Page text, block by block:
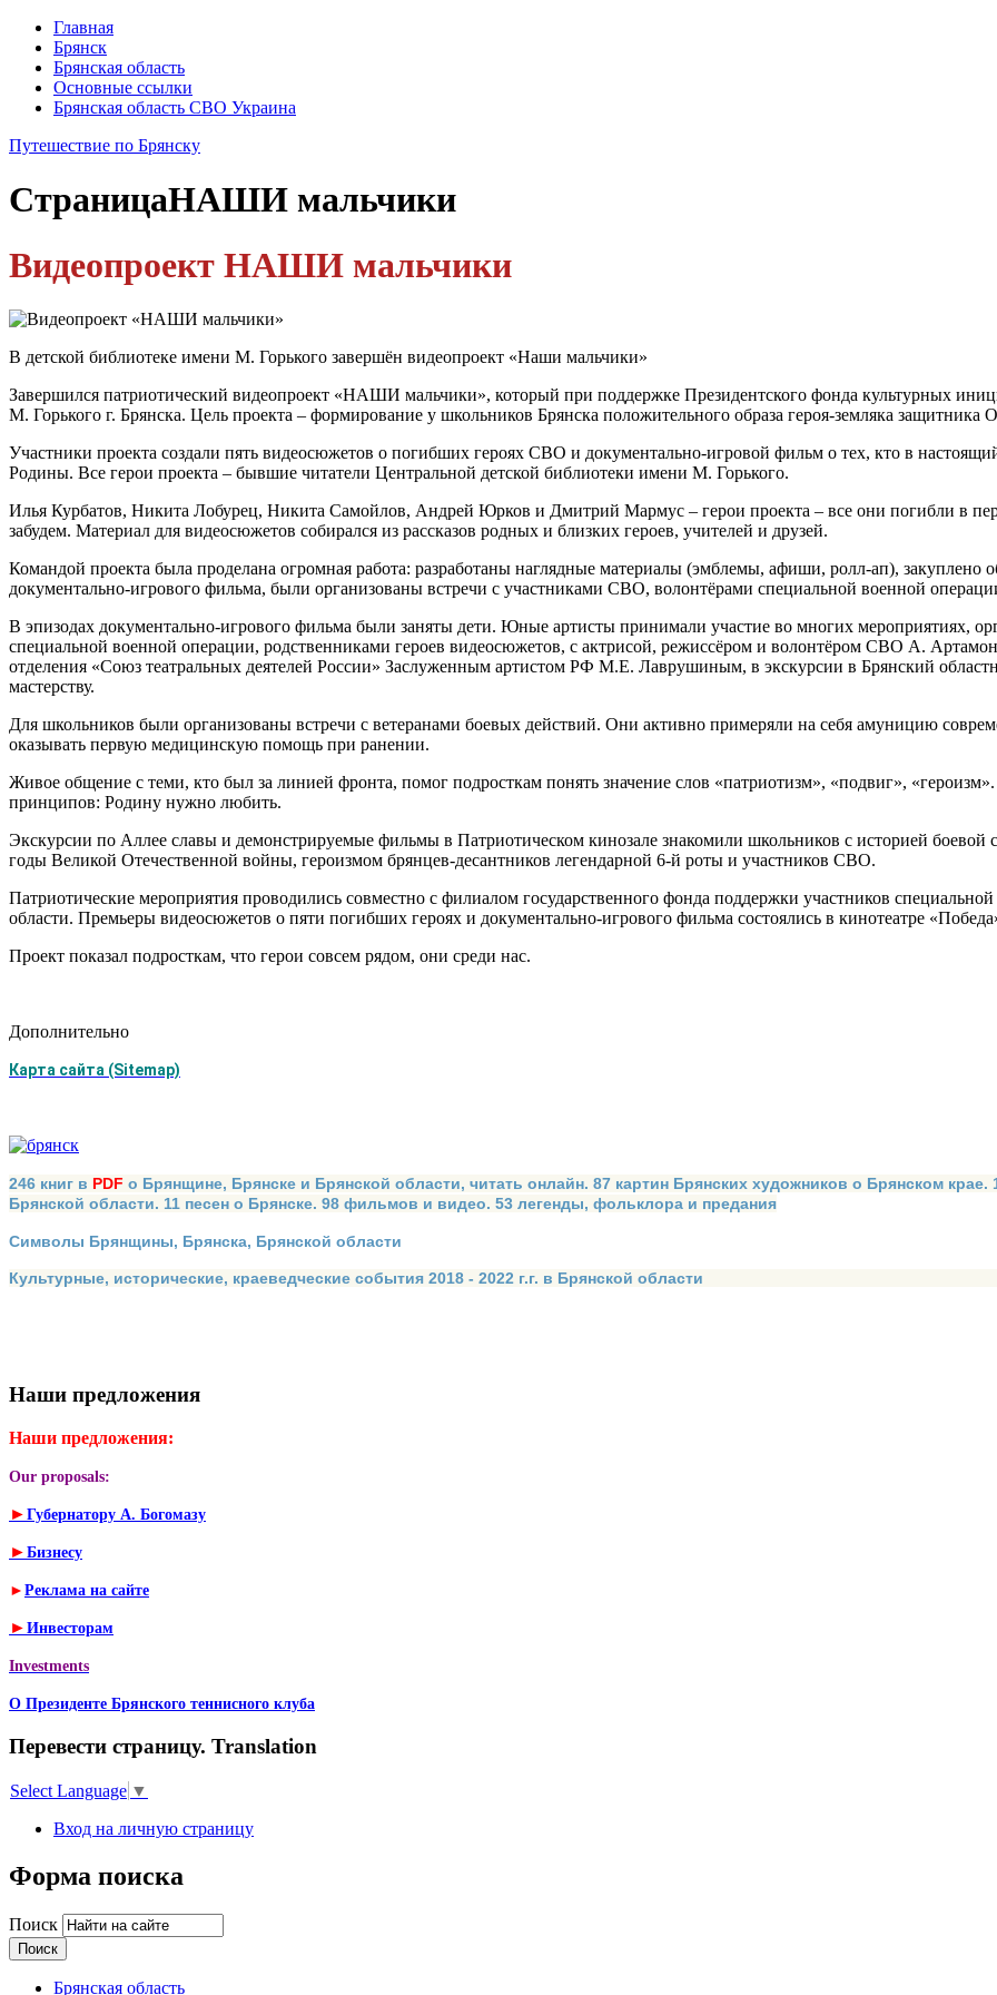
Главная
Брянск
Брянская область
Основные ссылки
Брянская область СВО Украина
Путешествие по Брянску
СтраницаНАШИ мальчики
Видеопроект НАШИ мальчики
В детской библиотеке имени М. Горького завершён видеопроект «Наши мальчики»
Завершился патриотический видеопроект «НАШИ мальчики», который при поддержке Президентского фонда культурных
М. Горького г. Брянска. Цель проекта – формирование у школьников Брянска положительного образа героя-земляка защитника
Участники проекта создали пять видеосюжетов о погибших героях СВО и документально-игровой фильм о тех, кто в
Родины. Все герои проекта – бывшие читатели Центральной детской библиотеки имени М. Горького.
Илья Курбатов, Никита Лобурец, Никита Самойлов, Андрей Юрков и Дмитрий Мармус – герои проекта – все они погибли в
забудем. Материал для видеосюжетов собирался из рассказов родных и близких героев, учителей и друзей.
Командой проекта была проделана огромная работа: разработаны наглядные материалы (эмблемы, афиши, ролл-ап), закуплено
документально-игрового фильма, были организованы встречи с участниками СВО, волонтёрами специальной военной
В эпизодах документально-игрового фильма были заняты дети. Юные артисты принимали участие во многих мероприятиях,
специальной военной операции, родственниками героев видеосюжетов, с актрисой, режиссёром и волонтёром СВО А.
отделения «Союз театральных деятелей России» Заслуженным артистом РФ М.Е. Лаврушиным, в экскурсии в Брянский
мастерству.
Для школьников были организованы встречи с ветеранами боевых действий. Они активно примеряли на себя амуницию
оказывать первую медицинскую помощь при ранении.
Живое общение с теми, кто был за линией фронта, помог подросткам понять значение слов «патриотизм», «подвиг»,
принципов: Родину нужно любить.
Экскурсии по Аллее славы и демонстрируемые фильмы в Патриотическом кинозале знакомили школьников с историей боевой
годы Великой Отечественной войны, героизмом брянцев-десантников легендарной 6-й роты и участников СВО.
Патриотические мероприятия проводились совместно с филиалом государственного фонда поддержки участников
области. Премьеры видеосюжетов о пяти погибших героях и документально-игрового фильма состоялись в кинотеатре
Проект показал подросткам, что герои совсем рядом, они среди нас.
Дополнительно
Карта сайта (Sitemap)
246 книг в PDF о Брянщине, Брянске и Брянской области, читать онлайн. 87 картин Брянских художников о Брянском
Брянской области. 11 песен о Брянске. 98 фильмов и видео. 53 легенды, фольклора и предания
Символы Брянщины, Брянска, Брянской области
Культурные, исторические, краеведческие события 2018 - 2022 г.г. в Брянской области
Наши предложения
Наши предложения:
Our proposals:
► Губернатору А. Богомазу
► Бизнесу
► Реклама на сайте
► Инвесторам
Investments
О Президенте Брянского теннисного клуба
Перевести страницу. Translation
Select Language ▼
Вход на личную страницу
Форма поиска
Поиск
Брянская область